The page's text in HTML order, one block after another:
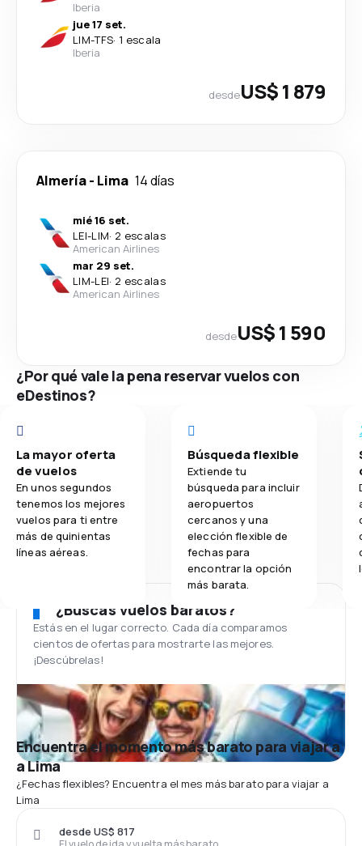
Iberia
jue 17 set.
LIM-TFS· 1 escala
Iberia
desdeUS$ 1 879
Almería- Lima 14 días
mié 16 set.
LEI-LIM· 2 escalas
American Airlines
mar 29 set.
LIM-LEI· 2 escalas
American Airlines
desdeUS$ 1 590
¿Por qué vale la pena reservar vuelos con
eDestinos?
La mayor oferta
de vuelos
En unos segundos
tenemos los mejores
vuelos para ti entre
más de quinientas
líneas aéreas.
Búsqueda flexible
Extiende tu
búsqueda para incluir
aeropuertos
cercanos y una
elección flexible de
fechas para
encontrar la opción
más barata.
¿Buscas vuelos baratos?
Estás en el lugar correcto. Cada día comparamos
cientos de ofertas para mostrarte las mejores.
¡Descúbrelas!
Encuentra el momento más barato para viajar a
a Lima
¿Fechas flexibles? Encuentra el mes más barato para viajar a
Lima
desde US$ 817